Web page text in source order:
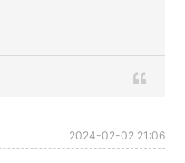
2024-02-02 21:06